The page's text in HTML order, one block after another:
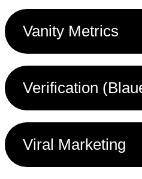
Vanity Metrics
Verification
Viral Marketing